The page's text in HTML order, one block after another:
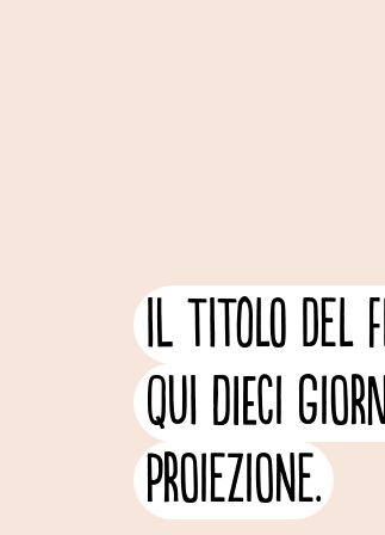
Il titolo del
qui dieci
proiezione.